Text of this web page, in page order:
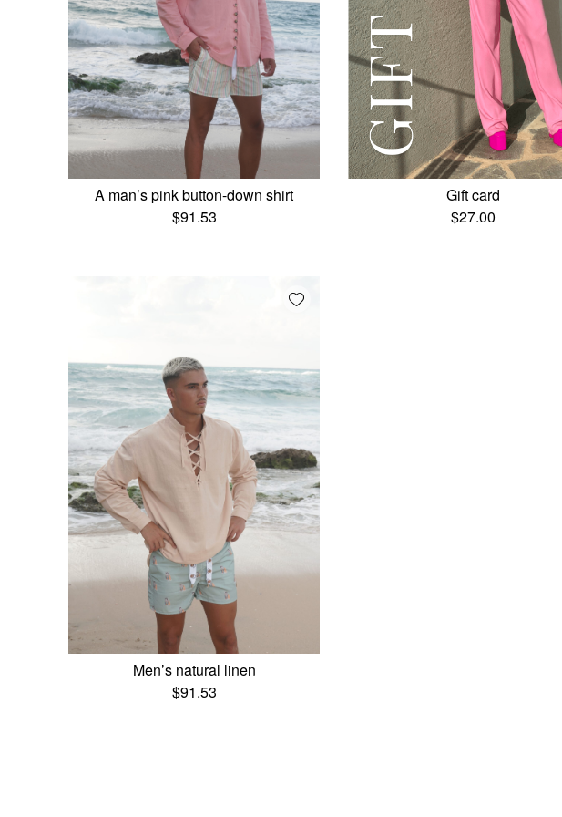
A man’s pink button-down shirt
$91.53
Gift card
$27.00
Add wishlist
Men’s natural linen
$91.53